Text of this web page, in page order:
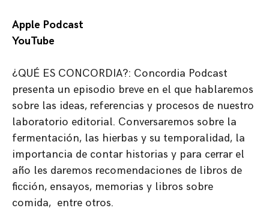
Apple Podcast
YouTube
¿QUÉ ES CONCORDIA?: Concordia Podcast
presenta un episodio breve en el que hablaremos
sobre las ideas, referencias y procesos de nuestro
laboratorio editorial. Conversaremos sobre la
fermentación, las hierbas y su temporalidad, la
importancia de contar historias y para cerrar el
año les daremos recomendaciones de libros de
ficción, ensayos, memorias y libros sobre
comida, entre otros.